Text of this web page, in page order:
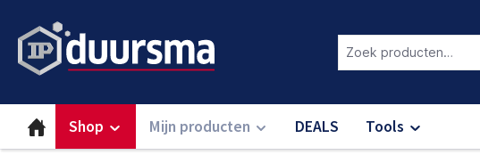
Shop Mijn producten DEALS Tools